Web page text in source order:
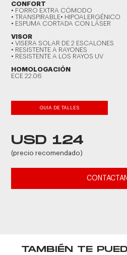
CONFORT
• FORRO EXTRA CÓMODO
• TRANSPIRABLE• HIPOALERGÉNICO
• ESPUMA CORTADA CON LÁSER
VISOR
• VISERA SOLAR DE 2 ESCALONES
• RESISTENTE A RAYONES
• RESISTENTE A LOS RAYOS UV
HOMOLOGACIÓN
ECE 22.06
GUIA DE TALLES
USD 124
(precio recomendado)
TAMBIÉN TE